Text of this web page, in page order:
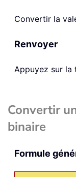
Convertir la
Renvoyer
Appuyez sur la
Convertir
binaire
Formule